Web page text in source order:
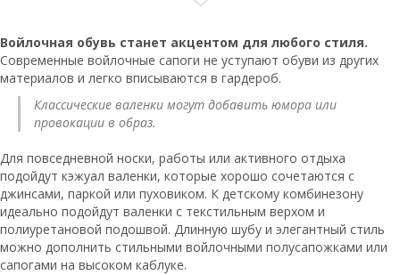
Войлочная обувь станет акцентом для любого стиля.
Современные войлочные сапоги не уступают обуви из других
материалов и легко вписываются в гардероб.
Классические валенки могут добавить юмора или
провокации в образ.
Для повседневной носки, работы или активного отдыха
подойдут кэжуал валенки, которые хорошо сочетаются с
джинсами, паркой или пуховиком. К детскому комбинезону
идеально подойдут валенки с текстильным верхом и
полиуретановой подошвой. Длинную шубу и элегантный стиль
можно дополнить стильными войлочными полусапожками или
сапогами на высоком каблуке.